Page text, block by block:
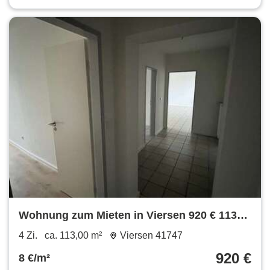
Wohnung zum Mieten in Viersen 920 € 113
m²
4 Zi. ca. 113,00 m² Viersen 41747
8 €/m² 920 €